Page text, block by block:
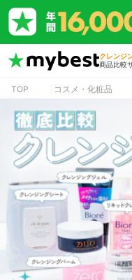
クレンジ
商品比較
TOP コスメ・化粧品